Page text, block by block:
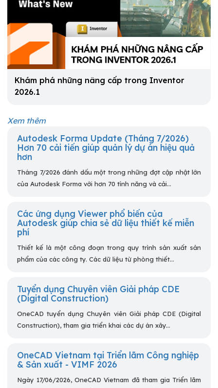
Khám phá những nâng cấp trong Inventor
2026.1
Xem thêm
Autodesk Forma Update (Tháng 7/2026)
Hơn 70 cải tiến giúp quản lý dự án hiệu quả
hơn
Tháng 7/2026 đánh dấu một trong những đợt cập nhật lớn
của Autodesk Forma với hơn 70 tính năng và cải...
Các ứng dụng Viewer phổ biến của
Autodesk giúp chia sẻ dữ liệu thiết kế miễn
phí
Thiết kế là một công đoạn trong quy trình sản xuất sản
phẩm của các công ty. Các dữ liệu từ phòng thiết...
Tuyển dụng Chuyên viên Giải pháp CDE
(Digital Construction)
OneCAD tuyển dụng Chuyên viên Giải pháp CDE (Digital
Construction), tham gia triển khai các dự án xây...
OneCAD Vietnam tại Triển lãm Công nghiệp
& Sản xuất - VIMF 2026
Ngày 17/06/2026, OneCAD Vietnam đã tham gia Triển lãm